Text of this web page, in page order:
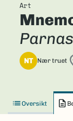
Art
NT Nær truet
Oversikt